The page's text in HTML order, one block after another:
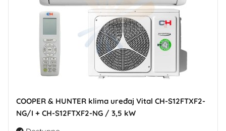
COOPER & HUNTER klima uređaj Vital CH-S12FTXF2-
NG/I + CH-S12FTXF2-NG / 3,5 kW